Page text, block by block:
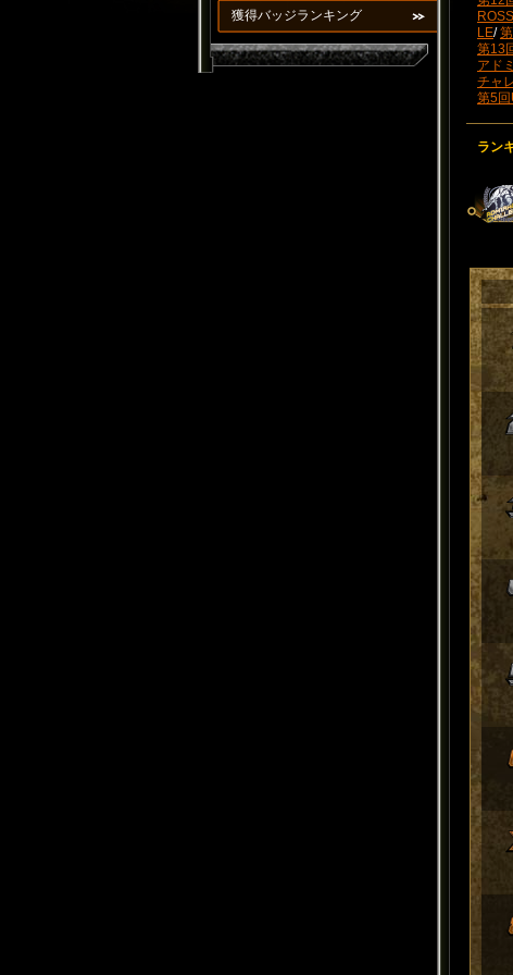
獲得バッジランキング
LE/
第13
アド
チャ
第5
ラン